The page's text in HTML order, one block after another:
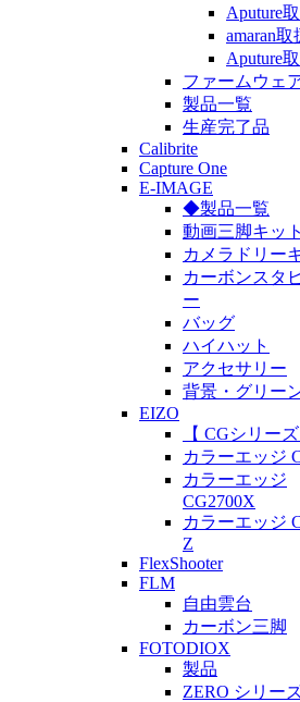
Aputure
amaran
Aputure
ファームウェ
製品一覧
生産完了品
Calibrite
Capture One
E-IMAGE
◆製品一覧
動画三脚キット
カメラドリー
カーボンスタ
ー
バッグ
ハイハット
アクセサリー
背景・グリー
EIZO
【 CGシリーズ
カラーエッジ
カラーエッジ
CG2700X
カラーエッジ
Z
FlexShooter
FLM
自由雲台
カーボン三脚
FOTODIOX
製品
ZERO シリー